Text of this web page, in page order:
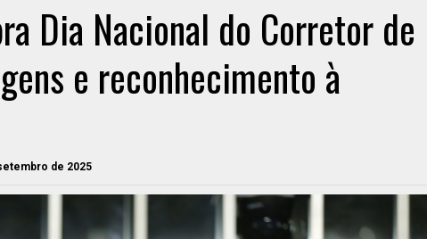
Dia Nacional do Corretor de
e reconhecimento à
de 2025